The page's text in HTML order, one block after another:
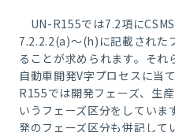
UN-R155では7.2項にCSMS
7.2.2.2(a)～(h)に記載された
ることが求められます。それ
自動車開発V字プロセスに当
R155では開発フェーズ、生
いうフェーズ区分をしてい
発のフェーズ区分も併記して